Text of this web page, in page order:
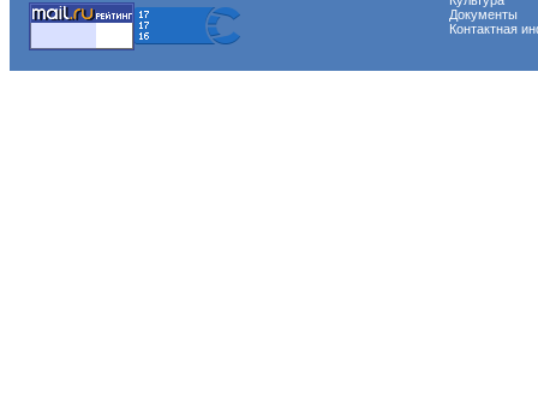
Документы
Контактная